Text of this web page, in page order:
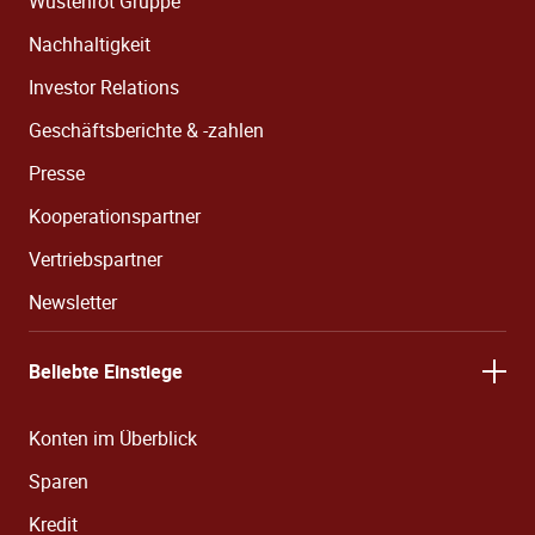
Nachhaltigkeit
Investor Relations
Geschäftsberichte & -zahlen
Presse
Kooperationspartner
Vertriebspartner
Newsletter
Beliebte Einstiege
Konten im Überblick
Sparen
Kredit